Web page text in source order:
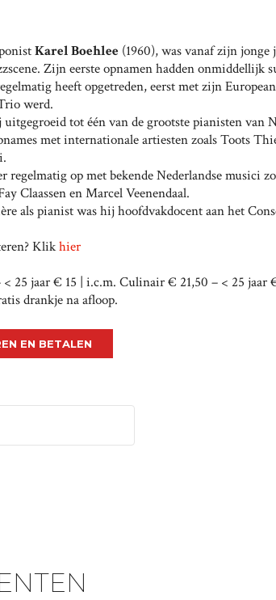
Karel Boehlee (1960), was vanaf zijn
Zijn eerste opnamen hadden onmiddellijk
heeft opgetreden, eerst met zijn
werd.
tot één van de grootste pianisten van
met internationale artiesten zoals Toots
regelmatig op met bekende Nederlandse musici
Claassen en Marcel Veenendaal.
als pianist was hij hoofdvakdocent aan het
Klikhier
< 25 jaar € 15 | i.c.m. Culinair € 21,50 – < 25 jaar
drankje na afloop.
EN BETALEN